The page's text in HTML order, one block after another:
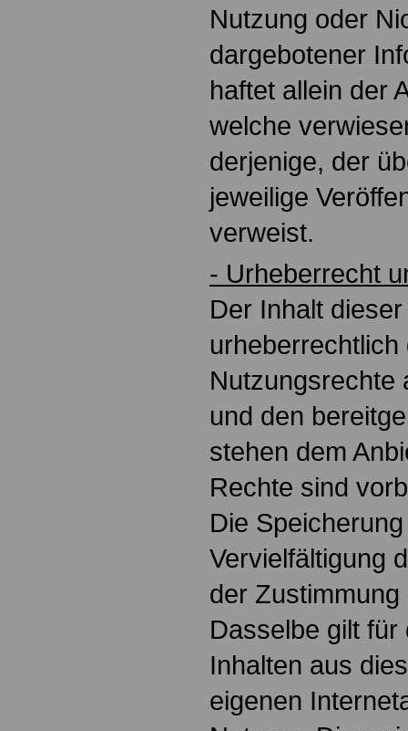
Nutzung oder
dargebotener
haftet allein der
welche
derjenige, der
jeweilige
verweist.
- Urheberrecht
Der Inhalt
Nutzungsrechte
und den
stehen dem
Rechte sind
Die
Vervielfältigung
der
Dasselbe gilt
Inhalten aus
eigenen